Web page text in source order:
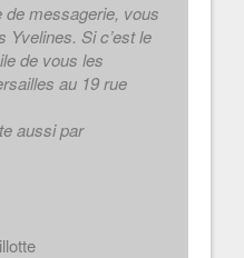
de messagerie, vous
Yvelines. Si c’est le
de vous les
au 19 rue
aussi par